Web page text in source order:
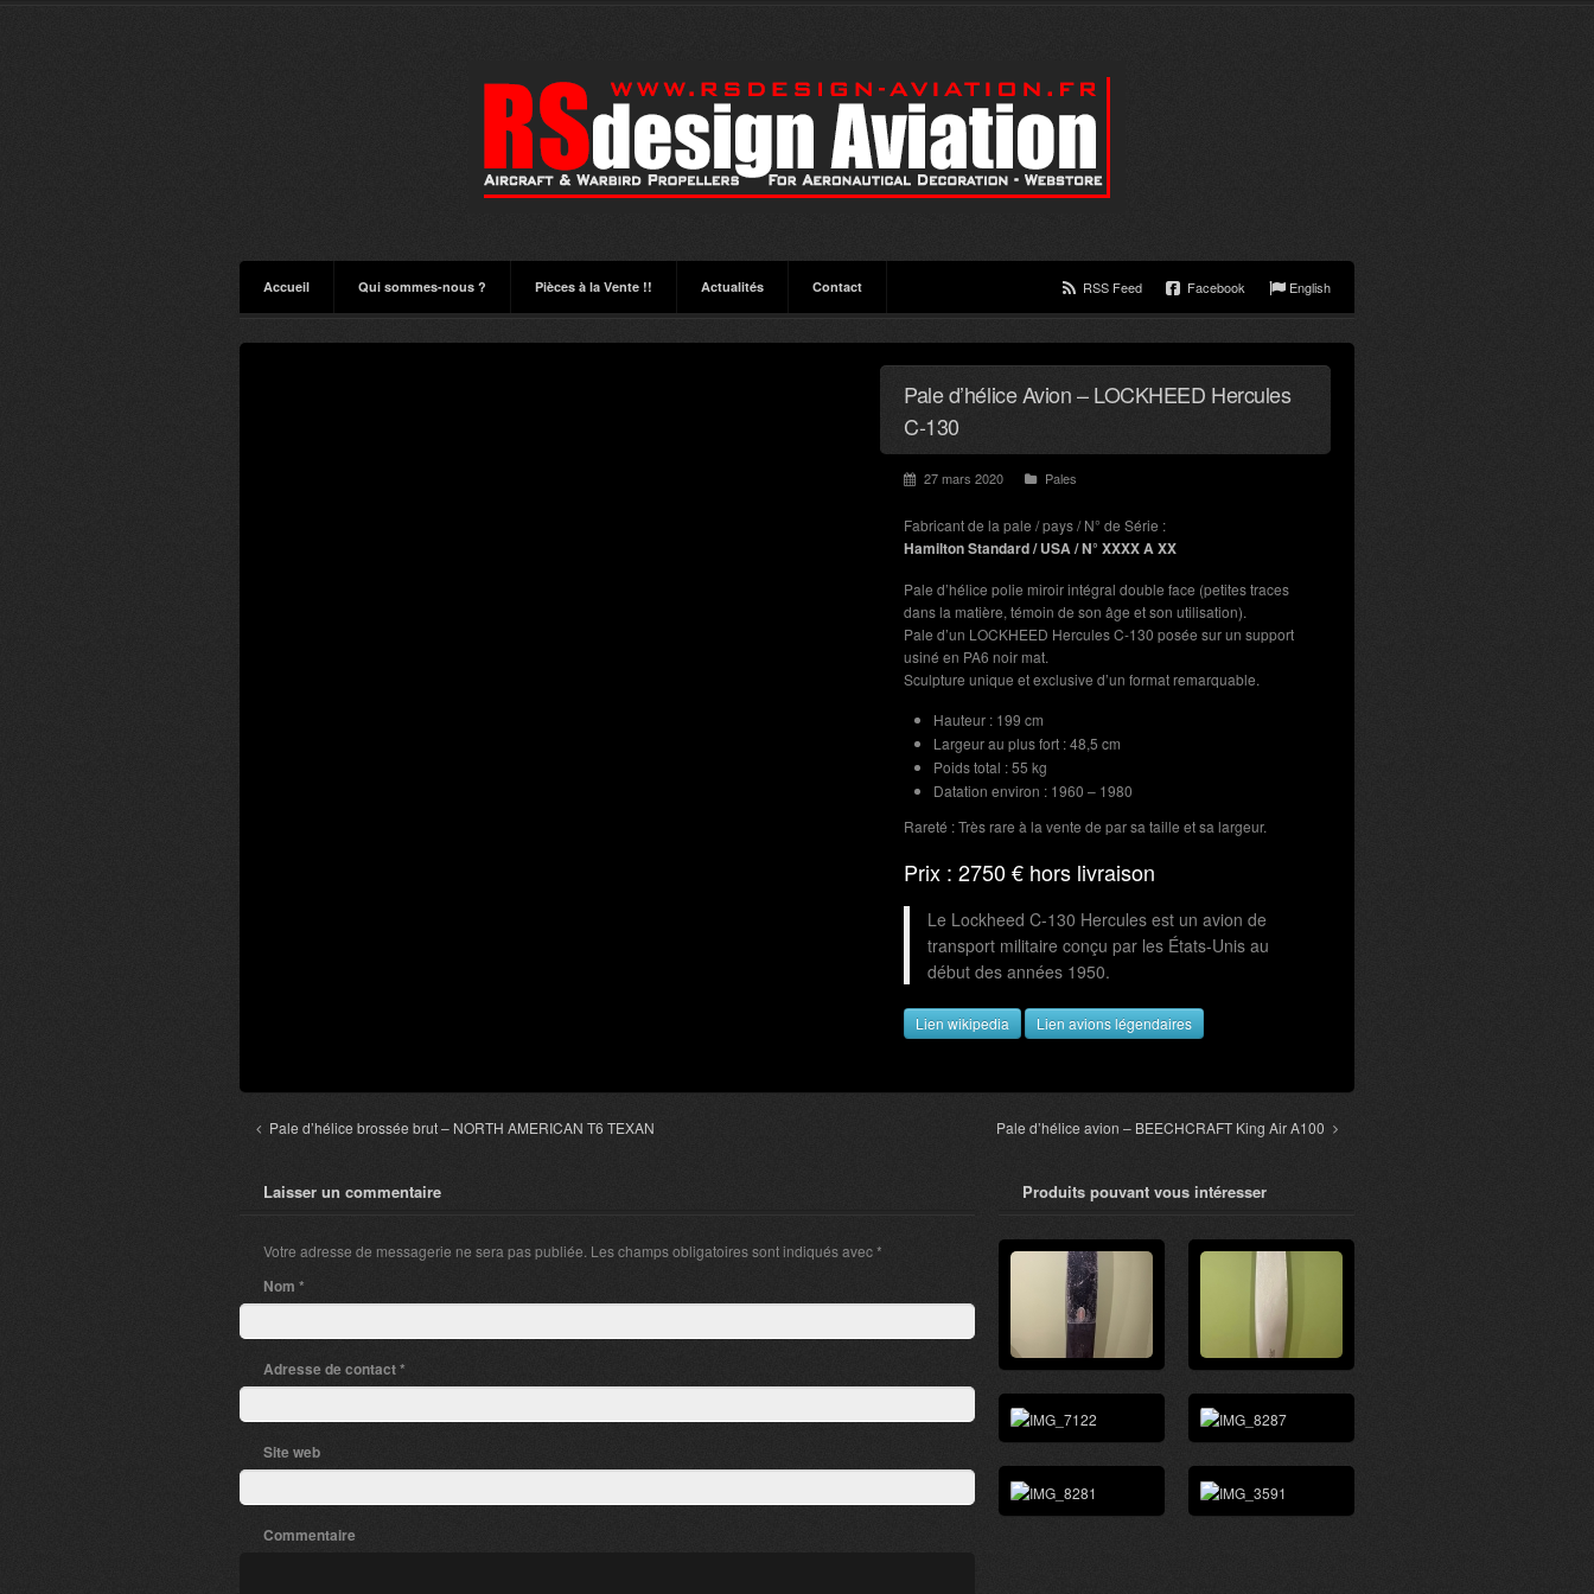
Accueil Qui sommes-nous ? Pièces à la Vente !! Actualités Contact RSS Feed Facebook English
Pale d’hélice Avion – LOCKHEED Hercules
C-130
27 mars 2020 Pales
Fabricant de la pale / pays / N° de Série :
Hamilton Standard / USA / N° XXXX A XX
Pale d’hélice polie miroir intégral double face (petites traces
dans la matière, témoin de son âge et son utilisation).
Pale d’un LOCKHEED Hercules C-130 posée sur un support
usiné en PA6 noir mat.
Sculpture unique et exclusive d’un format remarquable.
Hauteur : 199 cm
Largeur au plus fort : 48,5 cm
Poids total : 55 kg
Datation environ : 1960 – 1980
Rareté : Très rare à la vente de par sa taille et sa largeur.
Prix : 2750 € hors livraison
Le Lockheed C-130 Hercules est un avion de
transport militaire conçu par les États-Unis au
début des années 1950.
Lien wikipedia Lien avions légendaires
Pale d’hélice brossée brut – NORTH AMERICAN T6 TEXAN Pale d’hélice avion – BEECHCRAFT King Air A100
Produits pouvant vous intéresser
Laisser un commentaire
Votre adresse de messagerie ne sera pas publiée. Les champs obligatoires sont indiqués avec*
Nom *
Adresse de contact*
Site web
Commentaire